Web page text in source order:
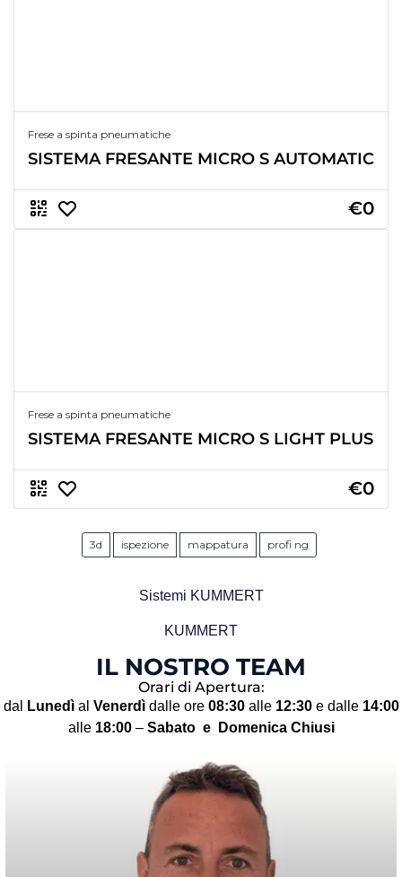
Frese a spinta pneumatiche
SISTEMA FRESANTE MICRO S AUTOMATIC
€0
Frese a spinta pneumatiche
SISTEMA FRESANTE MICRO S LIGHT PLUS
€0
3d ispezione mappatura profi ng
Sistemi KUMMERT
KUMMERT
IL NOSTRO TEAM
Orari di Apertura:
dal Lunedìal Venerdìdalle ore 08:30alle 12:30e dalle 14:00
alle 18:00– Sabato e Domenica Chiusi